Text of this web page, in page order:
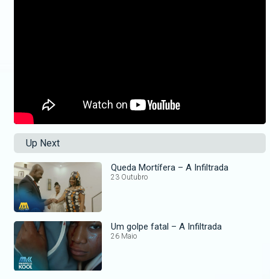
Up Next
Queda Mortífera – A Infiltrada
23 Outubro
Um golpe fatal – A Infiltrada
26 Maio